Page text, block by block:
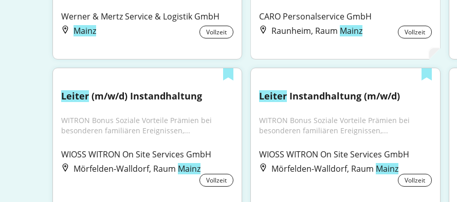
Werner & Mertz Service & Logistik GmbH
Mainz
Vollzeit
CARO Personalservice GmbH
Raunheim, Raum Mainz Vollzeit
Leiter (m/w/d) Instandhaltung
WITRON Bonus Soziale Vorteile Prämien bei
besonderen familiären Ereignissen,...
WIOSS WITRON On Site Services GmbH
Mörfelden-Walldorf, Raum Mainz
Vollzeit
Leiter Instandhaltung (m/w/d)
WITRON Bonus Soziale Vorteile Prämien bei
besonderen familiären Ereignissen,...
WIOSS WITRON On Site Services GmbH
Mörfelden-Walldorf, Raum Mainz
Vollzeit